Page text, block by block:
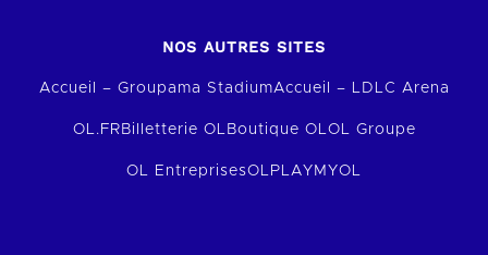
NOS AUTRES SITES
Accueil – Groupama StadiumAccueil – LDLC Arena
OL.FR Billetterie OL Boutique OLOL Groupe
OL EntreprisesOLPLAY MYOL